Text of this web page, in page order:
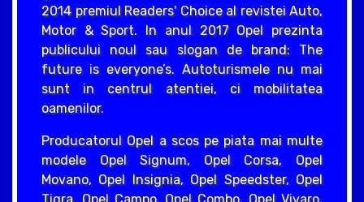
2014 premiul Readers' Choice al revistei Auto,
Motor & Sport. In anul 2017 Opel prezinta
publicului noul sau slogan de brand: The
future is everyone’s. Autoturismele nu mai
sunt in centrul atentiei, ci mobilitatea
oamenilor.
Producatorul Opel a scos pe piata mai multe
modele Opel Signum, Opel Corsa, Opel
Movano, Opel Insignia, Opel Speedster, Opel